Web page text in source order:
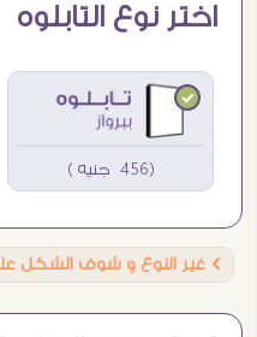
اختر نوع التابلوه
(456 جنيه )
Ö غير النوع و شوف الشكل